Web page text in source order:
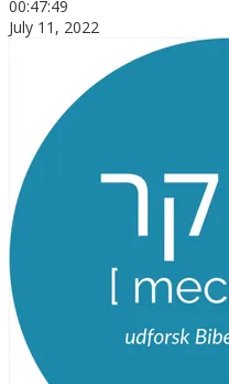
00:47:49
July 11, 2022